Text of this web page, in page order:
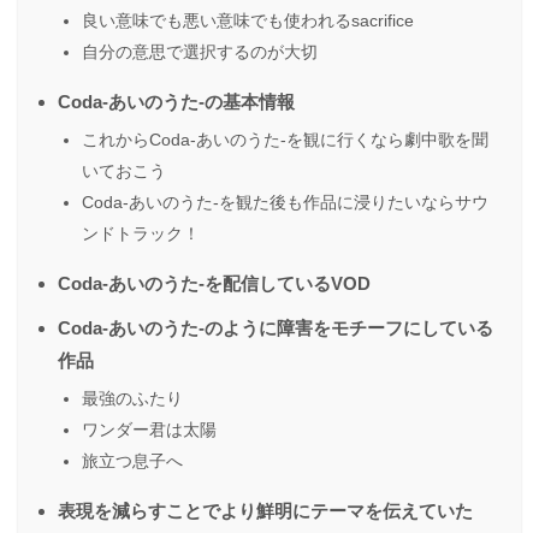
良い意味でも悪い意味でも使われるsacrifice
自分の意思で選択するのが大切
Coda-あいのうた-の基本情報
これからCoda-あいのうた-を観に行くなら劇中歌を聞
いておこう
Coda-あいのうた-を観た後も作品に浸りたいならサウ
ンドトラック！
Coda-あいのうた-を配信しているVOD
Coda-あいのうた-のように障害をモチーフにしている
作品
最強のふたり
ワンダー君は太陽
旅立つ息子へ
表現を減らすことでより鮮明にテーマを伝えていた